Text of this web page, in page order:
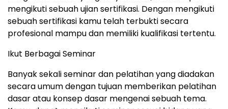
mengikuti sebuah ujian sertifikasi. Dengan mengikuti
sebuah sertifikasi kamu telah terbukti secara
profesional mampu dan memiliki kualifikasi tertentu.
Ikut Berbagai Seminar
Banyak sekali seminar dan pelatihan yang diadakan
secara umum dengan tujuan memberikan pelatihan
dasar atau konsep dasar mengenai sebuah tema.